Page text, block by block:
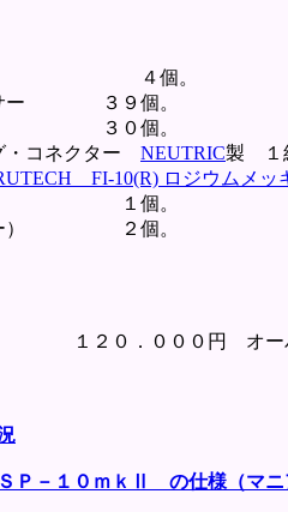
４個。
サー ３９個。
ー ３０個。
・コネクター NEUTRIC製 １
FI-10(R) ロジウムメッ
個。
ター） ２個。
０００円 オーバー
Ｐ－１０ｍｋⅡ の仕様（マニ